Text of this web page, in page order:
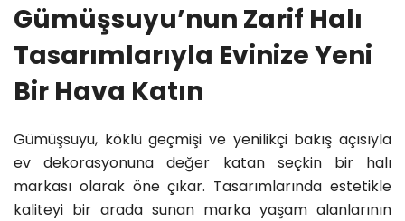
Gümüşsuyu’nun Zarif Halı
Tasarımlarıyla Evinize Yeni
Bir Hava Katın
Gümüşsuyu, köklü geçmişi ve yenilikçi bakış açısıyla
ev dekorasyonuna değer katan seçkin bir halı
markası olarak öne çıkar. Tasarımlarında estetikle
kaliteyi bir arada sunan marka yaşam alanlarının